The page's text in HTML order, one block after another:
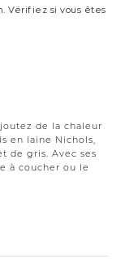
. Vérifiez si vous êtes
de la chaleur
en laine Nichols,
de gris. Avec ses
à coucher ou le